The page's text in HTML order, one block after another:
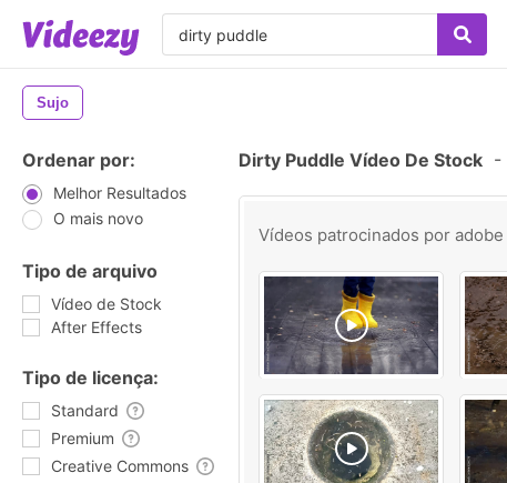
Sujo
Ordenar por:
Melhor Resultados
O mais novo
Tipo de arquivo
Vídeo de Stock
After Effects
Tipo de licença:
Standard
Premium
Creative Commons
Dirty Puddle Vídeo De Stock -
Vídeos patrocinados por adobe